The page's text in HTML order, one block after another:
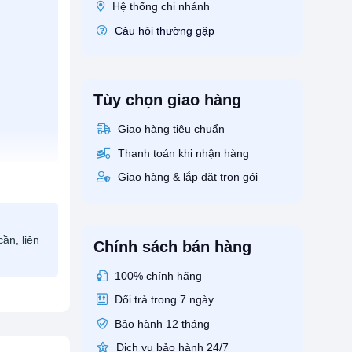
liên
Hệ thống chi nhánh
Câu hỏi thường gặp
Tùy chọn giao hàng
Giao hàng tiêu chuẩn
Thanh toán khi nhận hàng
Giao hàng & lắp đặt trọn gói
Chính sách bán hàng
100% chính hãng
Đổi trả trong 7 ngày
Bảo hành 12 tháng
Dịch vụ bảo hành 24/7